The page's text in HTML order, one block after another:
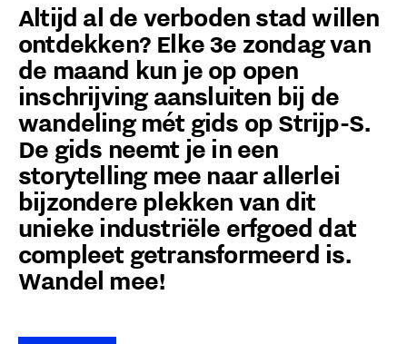
Altijd al de verboden stad willen
ontdekken? Elke 3e zondag van
de maand kun je op open
inschrijving aansluiten bij de
wandeling mét gids op Strijp-S.
De gids neemt je in een
storytelling mee naar allerlei
bijzondere plekken van dit
unieke industriële erfgoed dat
compleet getransformeerd is.
Wandel mee!